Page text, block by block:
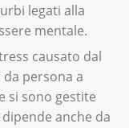
legati alla
mentale.
causato dal
persona a
si sono gestite
anche da